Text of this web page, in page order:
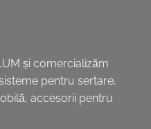
și comercializăm
pentru sertare,
accesorii pentru